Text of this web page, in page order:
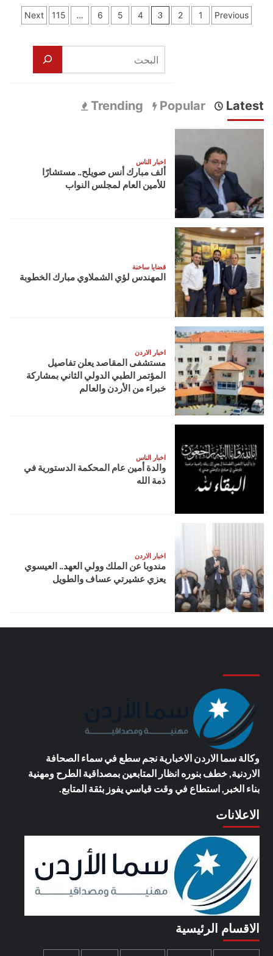
كأول
مزوّد
الملك
الثاني
يمنح
أورنج
الأردن
شهادة
الاعتراف
بالتميّز
من
EFQM
بمستوى
الـ
6
نجوم
موسعاً
لبحث
تسويقها
تعدد
Previous
1
2
3
4
5
6
…
115
Next
البحث
Latest
Popular
Trending
اخبار الناس
ألف مبارك أنس صويلح.. مستشارًا
للأمين العام لمجلس النواب
قضايا ساخنة
المهندس لؤي الشملاوي مبارك الخطوبة
اخبار الاردن
مستشفى المقاصد يعلن تفاصيل
المؤتمر الطبي الدولي الثاني بمشاركة
خبراء من الأردن والعالم
اخبار الناس
والدة أمين عام المحكمة الدستورية في
ذمة الله
اخبار الاردن
مندوبا عن الملك وولي العهد.. العيسوي
يعزي عشيرتي عساف والطويل
وكالة سما الاردن الاخباريةنجم سطع في سماء الصحافة
الاردنية, خطف بنوره انظار المتابعين بمصداقية الطرح ومهنية
بناء الخبر, استطاع في وقت قياسي يفوز بثقة المتابع.
الاعلانات
الاقسام الرئيسية